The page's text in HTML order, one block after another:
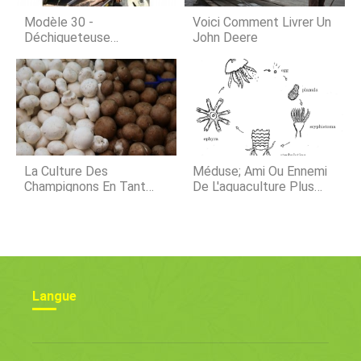
réclamations de fixation des prix par
Modèle 30 -
Déchiqueteuse
Voici Comment Livrer Un
John Deere
La Culture Des
Champignons En Tant
Méduse; Ami Ou Ennemi
De L'aquaculture Plus
Langue